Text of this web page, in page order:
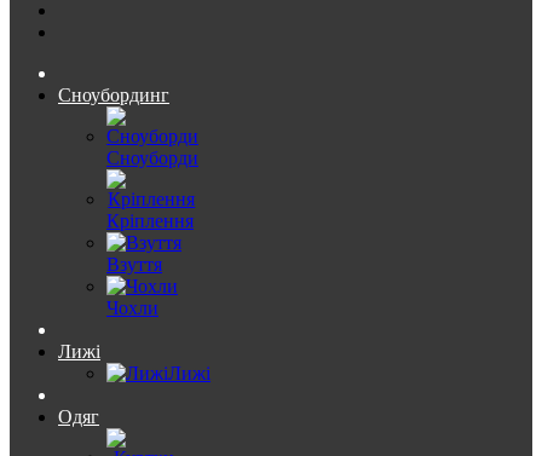
Сноубординг
Сноуборди
Кріплення
Взуття
Чохли
Лижі
Лижі
Одяг